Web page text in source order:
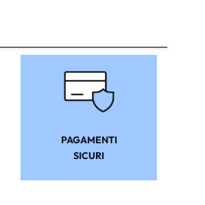
PAGAMENTI
SICURI